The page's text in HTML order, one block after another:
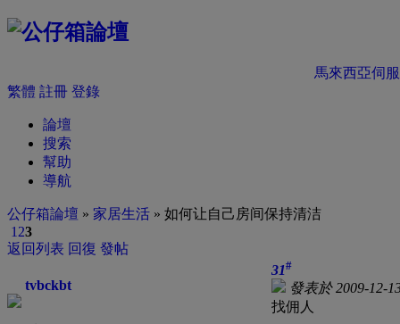
馬來西亞伺
繁體 註冊 登錄
論壇
搜索
幫助
導航
公仔箱論壇 » 家居生活 » 如何让自己房间保持清洁
1 23
返回列表 回復 發帖
tvbckbt
31#
發表於 2009-12-
找佣人